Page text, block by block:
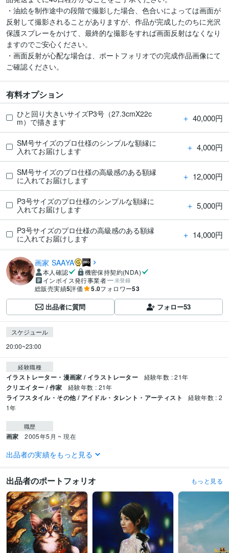
・油絵を制作途中の段階で撮影した場合、色合いによっては画面が
反射して撮影されることがありますが、作品が完成したのちに光沢
保護スプレーをかけて、最終的な撮影をすれば画面反射はなくなり
ますのでご安心ください。
・画面反射が心配な場合は、ポートフォリオでの完成作品画像にて
ご確認ください。
有料オプション
ひと回り大きいサイズP3号（27.3cmX22c
m）で描きます
＋ 40,000円
SM号サイズのプロ仕様のシンプルな額縁に
入れてお届けします
＋ 4,000円
SM号サイズのプロ仕様の高級感のある額縁
に入れてお届けします
＋ 12,000円
P3号サイズのプロ仕様のシンプルな額縁に
入れてお届けします
＋ 5,000円
P3号サイズのプロ仕様の高級感のある額縁
に入れてお届けします
＋ 14,000円
画家 SAAYA
本人確認
機密保持契約(NDA)
インボイス発行事業者
未登録
総販売実績5評価 5.0フォロワー53
出品者に質問 フォロー53
スケジュール
20:00~23:00
経験職種
イラストレーター・漫画家 / イラストレーター 経験年数 : 21年
クリエイター / 作家 経験年数 : 21年
ライフスタイル・その他 / アイドル・タレント・アーティスト
経験年数 : 2
1年
職歴
画家 2005年5月 ~ 現在
受賞歴
得意分野
イラスト作成・漫画制作 本格的な油絵から可愛らしいイラストまで
油絵 絵画 イラスト 人物画 アート キャラクター 似顔絵
背景画
アイコン
出品者の実績をもっと見る
出品者のポートフォリオ もっと見る